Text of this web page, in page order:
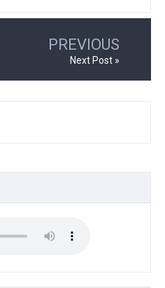
PREVIOUS
Next Post »